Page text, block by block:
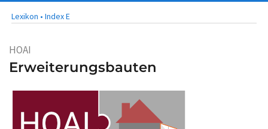
Lexikon • Index E
HOAI
Erweiterungsbauten